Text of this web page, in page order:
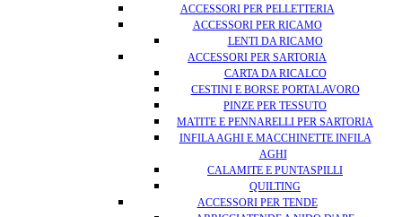
ACCESSORI PER PELLETTERIA
ACCESSORI PER RICAMO
LENTI DA RICAMO
ACCESSORI PER SARTORIA
CARTA DA RICALCO
CESTINI E BORSE PORTALAVORO
PINZE PER TESSUTO
MATITE E PENNARELLI PER SARTORIA
INFILA AGHI E MACCHINETTE INFILA
AGHI
CALAMITE E PUNTASPILLI
QUILTING
ACCESSORI PER TENDE